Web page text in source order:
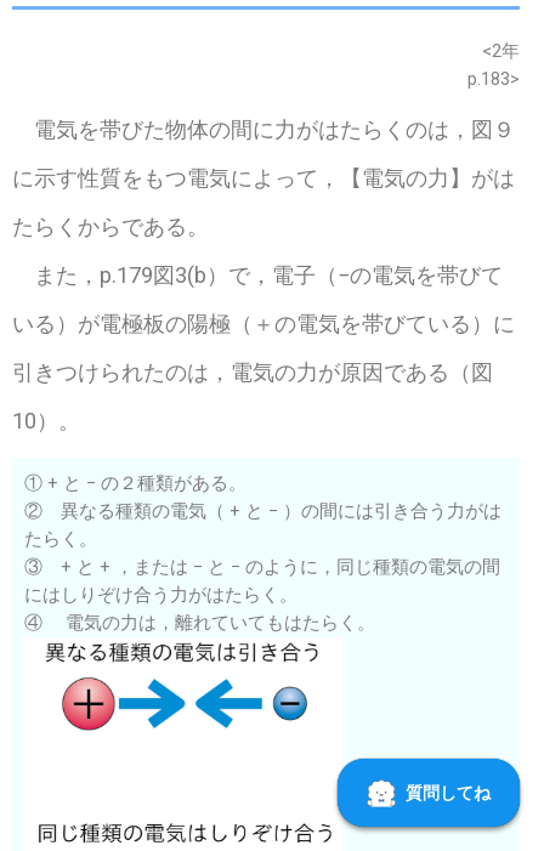
<2年
p.183>
電気を帯びた物体の間に力がはたらくのは，図９
に示す性質をもつ電気によって，【電気の力】がは
たらくからである。
また，p.179図3(b）で，電子（−の電気を帯びて
いる）が電極板の陽極（＋の電気を帯びている）に
引きつけられたのは，電気の力が原因である（図
10）。
① + と − の２種類がある。
② 異なる種類の電気（ + と − ）の間には引き合う力がは
たらく。
③ + と + ，または − と − のように，同じ種類の電気の間
にはしりぞけ合う力がはたらく。
④ 電気の力は，離れていてもはたらく。